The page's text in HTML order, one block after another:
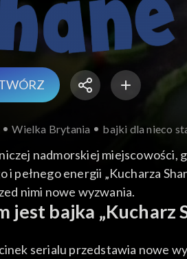
Wielka Brytania bajki dla nieco
nadmorskiej miejscowości,
i pełnego energii „Kucharza
nimi nowe wyzwania.
jest bajka „Kucharz
serialu przedstawia nowe